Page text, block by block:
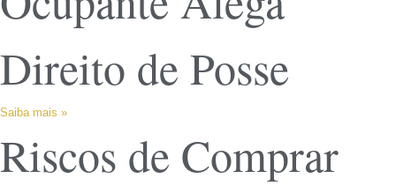
Direito de Posse
Saiba mais »
Riscos de Comprar